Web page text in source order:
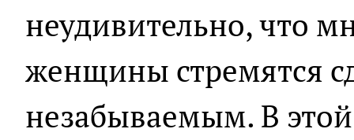
неудивительно, что
женщины стремятся
незабываемым. В